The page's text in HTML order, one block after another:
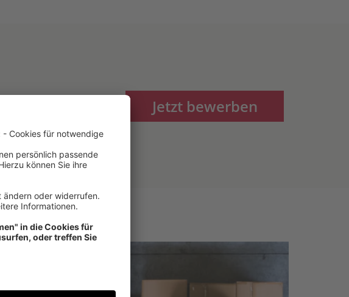
Jetzt bewerben